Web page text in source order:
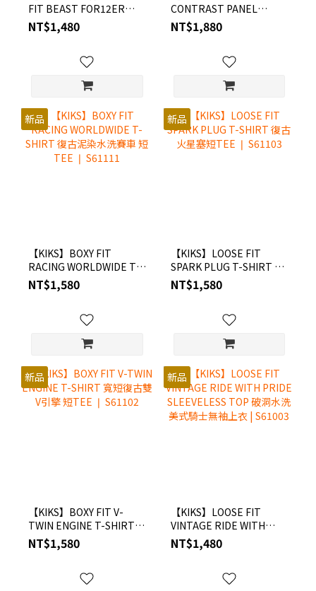
FIT BEAST FOR12ER
DRIBBLE T-SHIRT林志
傑-傳奇之路引退戰 TEE |
NT$1,480
CONTRAST PANEL
RACING T-SHIRT 剪接水
洗賽車 短TEE ❘ S61109
NT$1,880
新品
【KIKS】BOXY FIT
RACING WORLDWIDE T-
SHIRT 復古泥染水洗賽車
短TEE ❘ S61111
NT$1,580
新品
【KIKS】LOOSE FIT
SPARK PLUG T-SHIRT 復
古火星塞短TEE ❘ S61103
NT$1,580
新品
【KIKS】BOXY FIT V-
TWIN ENGINE T-SHIRT
寬短復古雙V引擎 短TEE ❘
S61102
NT$1,580
新品
【KIKS】LOOSE FIT
VINTAGE RIDE WITH
PRIDE SLEEVELESS TOP
破洞水洗美式騎士無袖上
NT$1,480